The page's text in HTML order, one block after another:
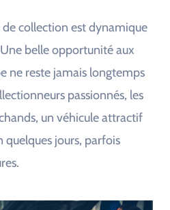
collection est dynamique
belle opportunité aux
ne reste jamais longtemps
passionnés, les
un véhicule attractif
jours, parfois